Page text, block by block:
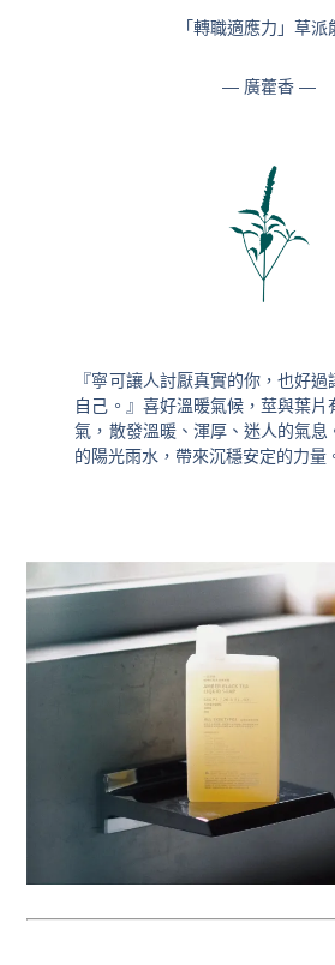
「轉職適應力」草派
— 廣藿香 —
『寧可讓人討厭真實的你，也好
自己。』喜好溫暖氣候，莖與葉片
氣，散發溫暖、渾厚、迷人的氣息
的陽光雨水，帶來沉穩安定的力量